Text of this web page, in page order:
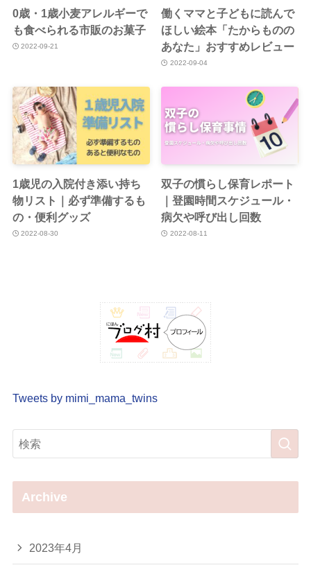
0歳・1歳小麦アレルギーで
も食べられる市販のお菓子
2022-09-21
働くママと子どもに読んで
ほしい絵本「たからものの
あなた」おすすめレビュー
2022-09-04
1歳児の入院付き添い持ち
物リスト｜必ず準備するも
の・便利グッズ
2022-08-30
双子の慣らし保育レポート
｜登園時間スケジュール・
病欠や呼び出し回数
2022-08-11
Tweets by mimi_mama_twins
Archive
2023年4月